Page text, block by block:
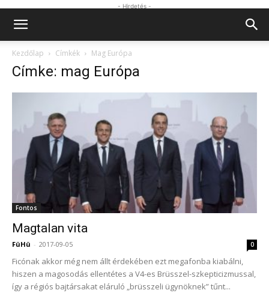
- Hirdetés -
Kezdőlap Címkék Mag Európa
Címke: mag Európa
Fontos
Magtalan vita
FüHü - 2017-09-05 0
Ficónak akkor még nem állt érdekében ezt megafonba kiabálni,
hiszen a magosodás ellentétes a V4-es Brüsszel-szkepticizmussal,
így a régiós bajtársakat eláruló „brüsszeli ügynöknek” tűnt...